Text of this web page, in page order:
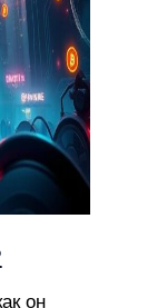
он